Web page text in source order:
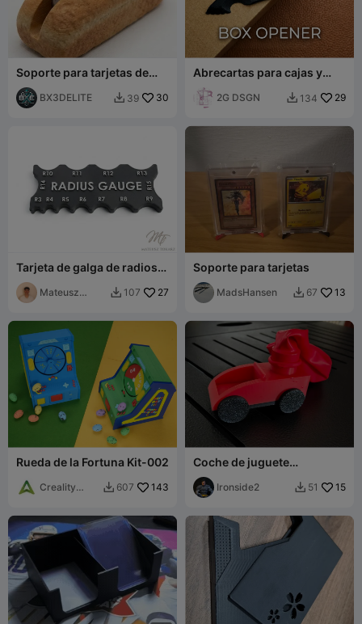
Soporte para tarjetas de
presentación con forma de
pan BX3DELITE  39 30
Abrecartas para cajas y
paquetes de cartón
2G DSGN  134 29
Tarjeta de galga de radios
(R3 a R15) | Herramienta de
medición
Mateusz
 107 27
Soporte para tarjetas
MadsHansen  67 13
Rueda de la Fortuna Kit-002
Creality
 607 143
Coche de juguete
propulsado por globos
Ironside2  51 15